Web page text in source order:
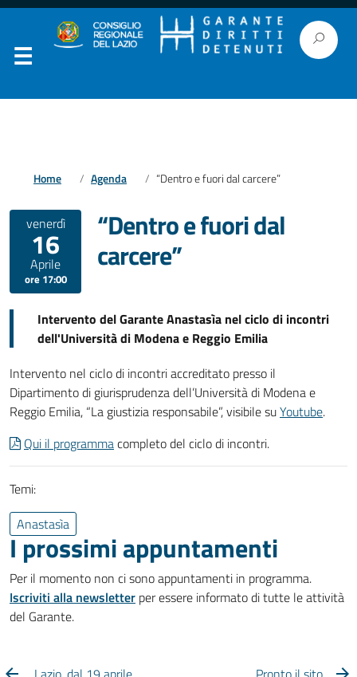
Home Agenda “Dentro e fuori dal carcere”
venerdì
16
Aprile
ore 17:00
“Dentro e fuori dal
carcere”
Intervento del Garante Anastasìa nel ciclo di incontri
dell'Università di Modena e Reggio Emilia
Intervento nel ciclo di incontri accreditato presso il
Dipartimento di giurisprudenza dell’Università di Modena e
Reggio Emilia, “La giustizia responsabile”, visibile suYoutube.
Qui il programmacompleto del ciclo di incontri.
Temi:
Anastasìa
I prossimi appuntamenti
Per il momento non ci sono appuntamenti in programma.
Iscriviti alla newsletter per essere informato di tutte le attività
del Garante.